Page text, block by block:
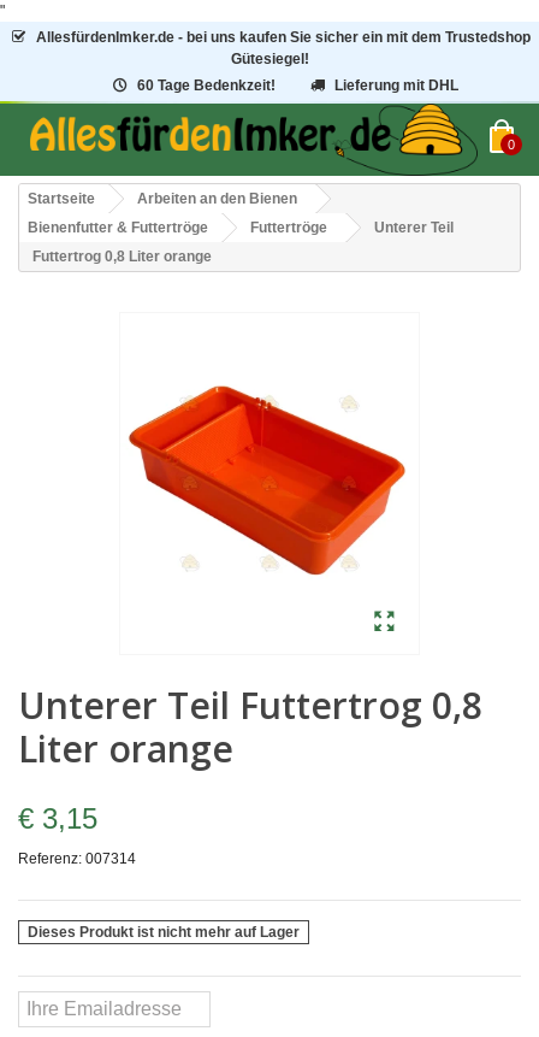
"
AllesfürdenImker.de - bei uns kaufen Sie sicher ein mit dem Trustedshop
Gütesiegel!
60 Tage Bedenkzeit!
Lieferung mit DHL
0
Startseite
Arbeiten an den Bienen
Bienenfutter & Futtertröge
Futtertröge
Unterer Teil
Futtertrog 0,8 Liter orange
Unterer Teil Futtertrog 0,8
Liter orange
€ 3,15
Referenz: 007314
Dieses Produkt ist nicht mehr auf Lager